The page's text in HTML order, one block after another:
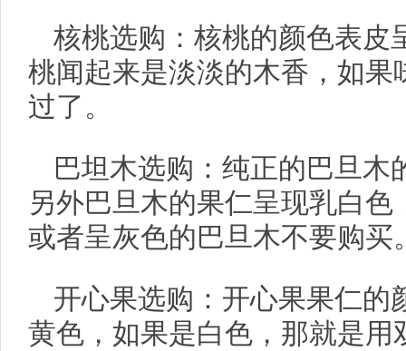
核桃选购：核桃的颜色表皮
桃闻起来是淡淡的木香，如
过了。
巴坦木选购：纯正的巴旦
另外巴旦木的果仁呈现乳白
或者呈灰色的巴旦木不要购买
开心果选购：开心果果仁的
黄色，如果是白色，那就是